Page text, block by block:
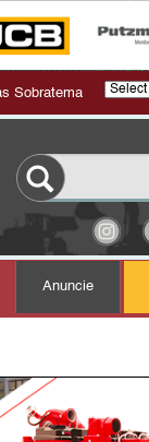
Sobratema
Anuncie